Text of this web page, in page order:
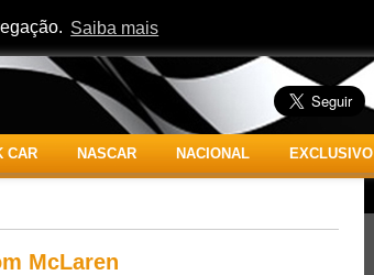
Saiba mais
CAR NASCAR NACIONAL EXCLUSIVO
McLaren